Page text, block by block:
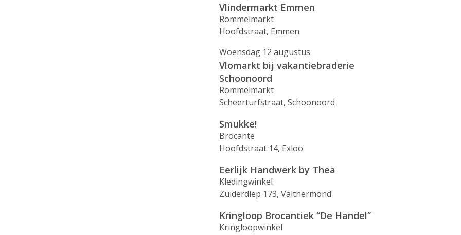
Vlindermarkt Emmen
Rommelmarkt
Hoofdstraat, Emmen
Woensdag 12 augustus
Vlomarkt bij vakantiebraderie
Schoonoord
Rommelmarkt
Scheerturfstraat, Schoonoord
Smukke!
Brocante
Hoofdstraat 14, Exloo
Eerlijk Handwerk by Thea
Kledingwinkel
Zuiderdiep 173, Valthermond
Kringloop Brocantiek “De Handel”
Kringloopwinkel